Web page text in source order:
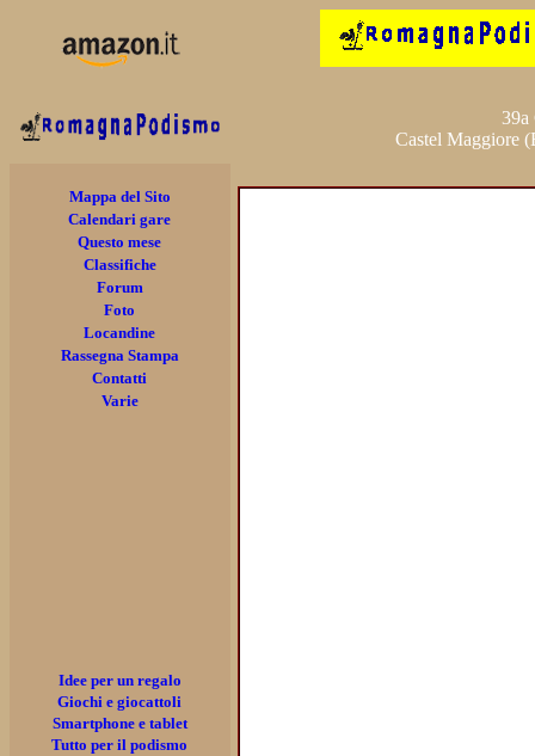
39a
Castel Maggiore
Mappa del Sito
Calendari gare
Questo mese
Classifiche
Forum
Foto
Locandine
Rassegna Stampa
Contatti
Varie
Idee per un regalo
Giochi e giocattoli
Smartphone e tablet
Tutto per il podismo